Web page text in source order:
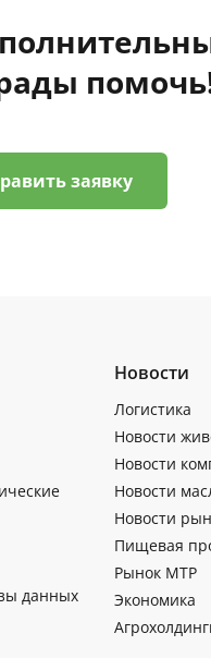
заявку
данных
Новости
Логистика
Новости
Новости
Новости
Новости
Пищевая
Рынок МТР
Экономика